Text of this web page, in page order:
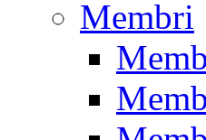
Membri